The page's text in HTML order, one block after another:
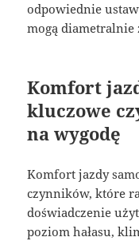
odpowiednie
mogą diametralnie
Komfort
kluczowe
na wygodę
Komfort jazdy
czynników, które
doświadczenie
poziom hałasu,